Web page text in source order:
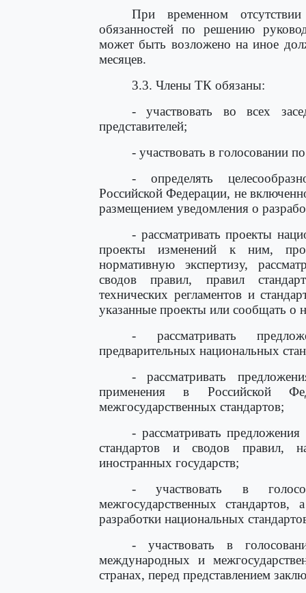
При временном отсутствии
обязанностей по решению
может быть возложено на иное
месяцев.
3.3. Члены ТК обязаны:
- участвовать во всех
представителей;
- участвовать в голосовании
- определять
Российской Федерации, не
размещением уведомления о
- рассматривать проекты
проекты изменений к ним,
нормативную экспертизу,
сводов правил, правил
технических регламентов и
указанные проекты или сообщать о
- рассматривать
предварительных национальных
- рассматривать
применения в Российской
межгосударственных стандартов;
- рассматривать
стандартов и сводов правил,
иностранных государств;
- участвовать в
межгосударственных
разработки национальных
- участвовать в
международных и
странах, перед представлением